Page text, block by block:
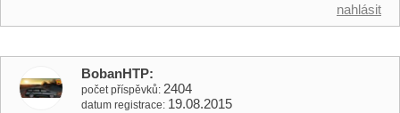
nahlásit
BobanHTP
počet příspěvků 2404
datum registrace 19.08.2015